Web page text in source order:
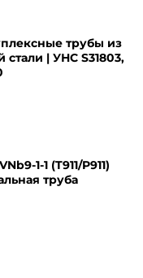
трубы из
| УНС S31803,
1-1 (T911/P911)
труба